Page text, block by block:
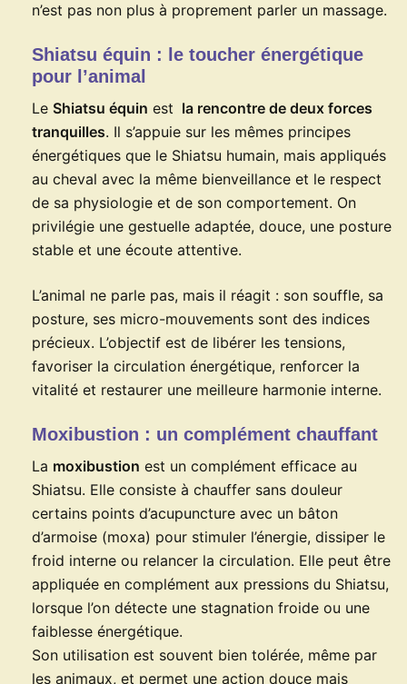
n’est pas non plus à proprement parler un massage.
Shiatsu équin : le toucher énergétique
pour l’animal
Le Shiatsu équin est la rencontre de deux forces
tranquilles. Il s’appuie sur les mêmes principes
énergétiques que le Shiatsu humain, mais appliqués
au cheval avec la même bienveillance et le respect
de sa physiologie et de son comportement. On
privilégie une gestuelle adaptée, douce, une posture
stable et une écoute attentive.
L’animal ne parle pas, mais il réagit : son souffle, sa
posture, ses micro-mouvements sont des indices
précieux. L’objectif est de libérer les tensions,
favoriser la circulation énergétique, renforcer la
vitalité et restaurer une meilleure harmonie interne.
Moxibustion : un complément chauffant
La moxibustion est un complément efficace au
Shiatsu. Elle consiste à chauffer sans douleur
certains points d’acupuncture avec un bâton
d’armoise (moxa) pour stimuler l’énergie, dissiper le
froid interne ou relancer la circulation. Elle peut être
appliquée en complément aux pressions du Shiatsu,
lorsque l’on détecte une stagnation froide ou une
faiblesse énergétique.
Son utilisation est souvent bien tolérée, même par
les animaux, et permet une action douce mais